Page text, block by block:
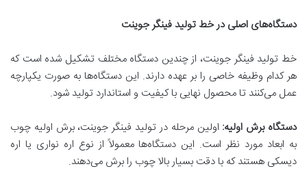
دستگاه‌های اصلی در خط تولید فینگر جوینت
خط تولید فینگر جوینت، از چندین دستگاه مختلف تشکیل شده است که
هر کدام وظیفه خاصی را بر عهده دارند. این دستگاه‌ها به صورت یکپارچه
عمل می‌کنند تا محصول نهایی با کیفیت و استاندارد تولید شود.
دستگاه برش اولیه: اولین مرحله در تولید فینگر جوینت، برش اولیه چوب
به ابعاد مورد نظر است. این دستگاه‌ها معمولاً از نوع اره نواری یا اره
دیسکی هستند که با دقت بسیار بالا چوب را برش می‌دهند.